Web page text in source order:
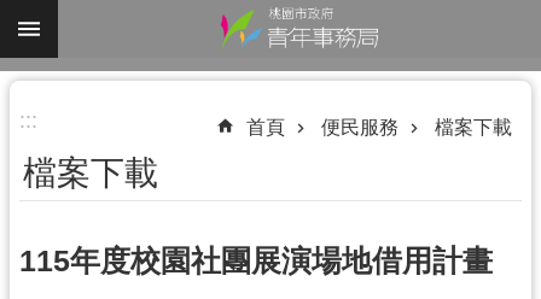
跳到主要內容區塊
進
搜
尋
::: 首頁 便民服務 檔案下載
檔案下載
115年度校園社團展演場地借用計畫